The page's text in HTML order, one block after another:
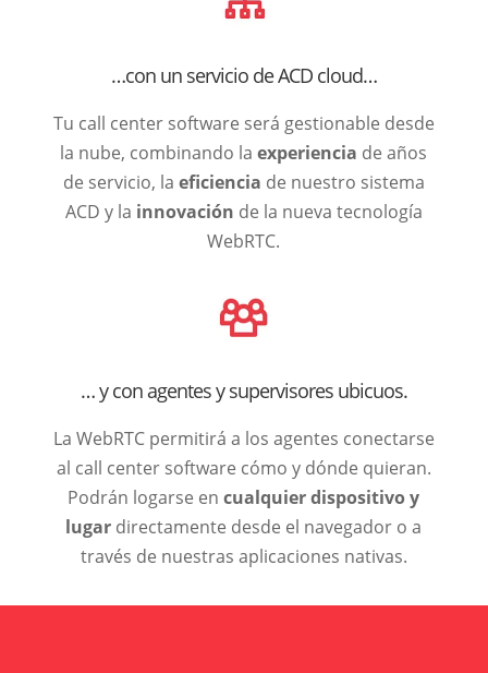
…con un servicio de ACD cloud…
Tu call center software será gestionable desde
la nube, combinando laexperiencia de años
de servicio, la eficiencia de nuestro sistema
ACD y la innovación de la nueva tecnología
WebRTC.
… y con agentes y supervisores ubicuos.
La WebRTC permitirá a los agentes conectarse
al call center software cómo y dónde quieran.
Podrán logarse encualquier dispositivo y
lugar directamente desde el navegador o a
través de nuestras aplicaciones nativas.